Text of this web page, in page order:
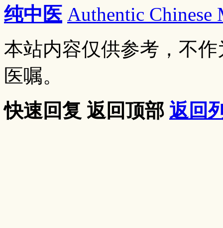
纯中医 Authentic
本站内容仅供参考，不
医嘱。
快速回复 返回顶部 返回